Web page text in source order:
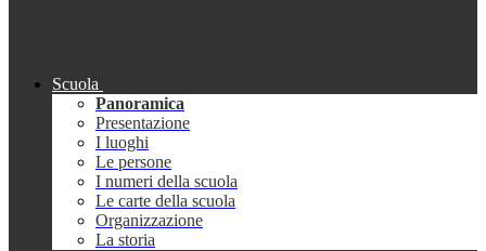
Scuola
Panoramica
Presentazione
I luoghi
Le persone
I numeri della scuola
Le carte della scuola
Organizzazione
La storia